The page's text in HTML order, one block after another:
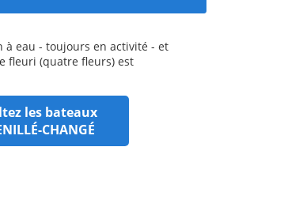
à eau - toujours en activité - et
fleuri (quatre fleurs) est
les bateaux
CHANGÉ